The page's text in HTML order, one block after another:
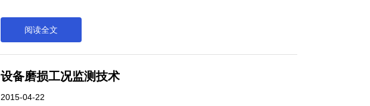
果取样间隔较小，其工作量就会成倍增加。在线和离线是从故障诊断的层次进行
划分的。前面所讲的分析式铁谱仪、直读式铁谱仪和旋转式铁谱仪，其中工作方
的实验室进行分析，然后才能给出分析结果。上述铁谱仪存在着取样和制谱繁
杂、分析成本较高的缺点，尤其是取样，如果取样间隔较小，其工作量就会成倍
阅读全文
设备磨损工况监测技术
2015-04-22